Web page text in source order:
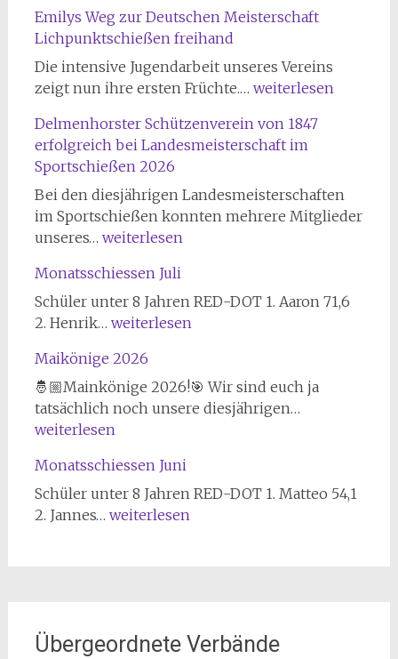
Emilys Weg zur Deutschen Meisterschaft
Lichpunktschießen freihand
Die intensive Jugendarbeit unseres Vereins
zeigt nun ihre ersten Früchte.… Emilys
zur
Deutschen
Lichpunktschießen
freihand
weiterlesen
Delmenhorster Schützenverein von 1847
erfolgreich bei Landesmeisterschaft im
Sportschießen 2026
Bei den diesjährigen Landesmeisterschaften
im Sportschießen konnten mehrere Mitglieder
unseres… Delmenhorster
von
1847
erfolgreich
Landesmeisterschaft
im
Sportschießen
2026
weiterlesen
Monatsschiessen Juli
Schüler unter 8 Jahren RED-DOT 1. Aaron 71,6
2. Henrik… Monatsschiessen
weiterlesen
Maikönige 2026
🤴🏼Mainkönige 2026!🎯 Wir sind euch ja
tatsächlich noch unsere diesjährigen…
weiterlesen
Monatsschiessen Juni
Schüler unter 8 Jahren RED-DOT 1. Matteo 54,1
2. Jannes… Monatsschiessen
weiterlesen
Übergeordnete Verbände